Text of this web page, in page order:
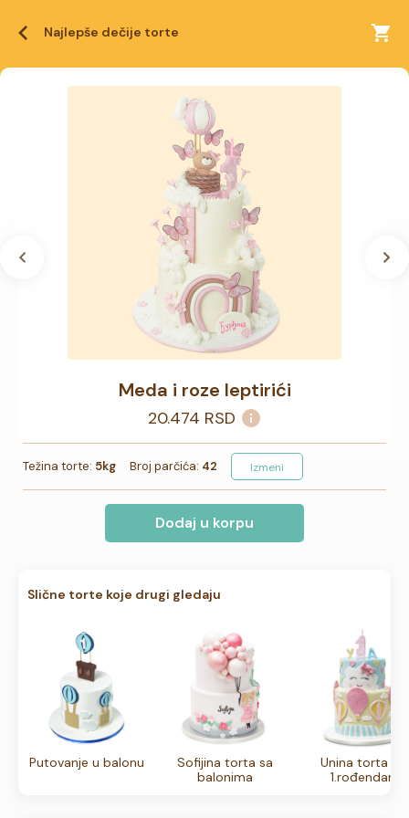
Najlepše dečije torte
Meda i roze leptirići
20.474 RSD
Težina torte: 5kg Broj parčića: 42 Izmeni
Dodaj u korpu
Slične torte koje drugi gledaju
Putovanje u balonu
Sofijina torta sa
balonima
Unina torta za
1.rođendan